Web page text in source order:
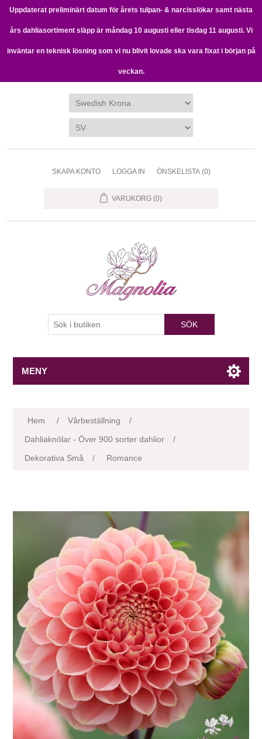
Uppdaterat preliminärt datum för årets tulpan- & narcisslökar samt nästa
års dahliasortiment släpp är måndag 10 augusti eller tisdag 11 augusti. Vi
inväntar en teknisk lösning som vi nu blivit lovade ska vara fixat i början på
veckan.
SKAPA KONTO LOGGA IN ÖNSKELISTA (0)
VARUKORG (0)
SÖK
MENY
Hem / Vårbeställning
/
Dahliaknölar - Över 900 sorter dahlior
/
Dekorativa Små
/ Romance